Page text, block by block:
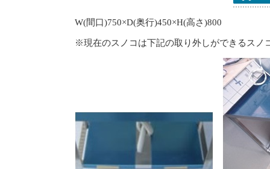
W(間口)750×D(奥行)450×H(高さ)800
※現在のスノコは下記の取り外しができるスノ